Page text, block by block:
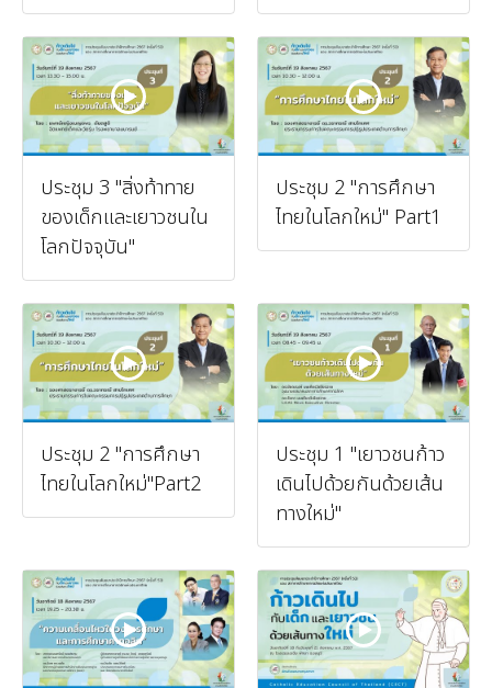
ประชุม 3 "สิ่งท้าทาย
ของเด็กและเยาวชนใน
โลกปัจจุบัน"
ประชุม 2 "การศึกษา
ไทยในโลกใหม่" Part1
ประชุม 2 "การศึกษา
ไทยในโลกใหม่"Part2
ประชุม 1 "เยาวชนก้าว
เดินไปด้วยกันด้วยเส้น
ทางใหม่"